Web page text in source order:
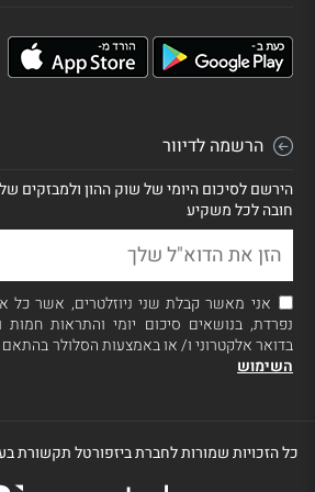
הרשמה לדיוור
הירשם לסיכום היומי של שוק ההון ולמבזקים של
חובה לכל משקיע
אני מאשר קבלת שני ניוזלטרים, אשר כל
נפרדת, בנושאים סיכום יומי והתראות חמות
בדואר אלקטרוני ו/ או באמצעות הסלולר בהתאם
השימוש
כל הזכויות שמורות לחברת ביזפורטל תקשורת